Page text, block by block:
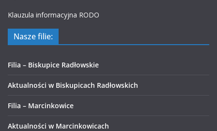
Klauzula informacyjna RODO
Nasze filie:
Filia – Biskupice Radłowskie
Aktualności w Biskupicach Radłowskich
Filia – Marcinkowice
Aktualności w Marcinkowicach